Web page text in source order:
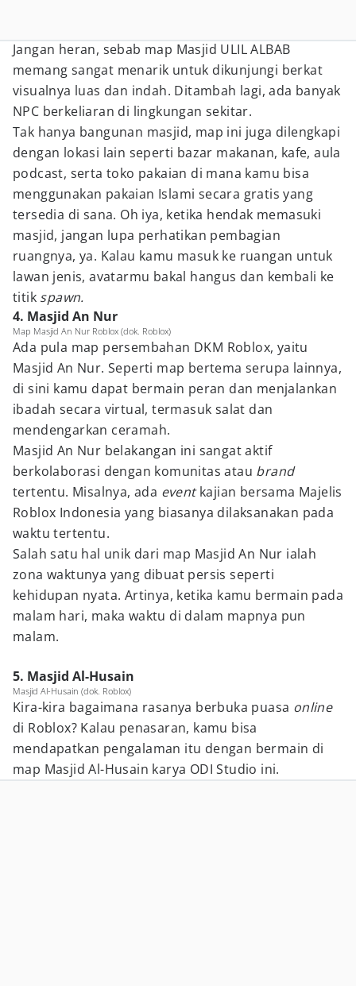
Jangan heran, sebab map Masjid ULIL ALBAB
memang sangat menarik untuk dikunjungi berkat
visualnya luas dan indah. Ditambah lagi, ada banyak
NPC berkeliaran di lingkungan sekitar.
Tak hanya bangunan masjid, map ini juga dilengkapi
dengan lokasi lain seperti bazar makanan, kafe, aula
podcast, serta toko pakaian di mana kamu bisa
menggunakan pakaian Islami secara gratis yang
tersedia di sana. Oh iya, ketika hendak memasuki
masjid, jangan lupa perhatikan pembagian
ruangnya, ya. Kalau kamu masuk ke ruangan untuk
lawan jenis, avatarmu bakal hangus dan kembali ke
titik spawn.
4. Masjid An Nur
Map Masjid An Nur Roblox (dok. Roblox)
Ada pula map persembahan DKM Roblox, yaitu
Masjid An Nur. Seperti map bertema serupa lainnya,
di sini kamu dapat bermain peran dan menjalankan
ibadah secara virtual, termasuk salat dan
mendengarkan ceramah.
Masjid An Nur belakangan ini sangat aktif
berkolaborasi dengan komunitas atau brand
tertentu. Misalnya, ada eventkajian bersama Majelis
Roblox Indonesia yang biasanya dilaksanakan pada
waktu tertentu.
Salah satu hal unik dari map Masjid An Nur ialah
zona waktunya yang dibuat persis seperti
kehidupan nyata. Artinya, ketika kamu bermain pada
malam hari, maka waktu di dalam mapnya pun
malam.
5. Masjid Al-Husain
Masjid Al-Husain (dok. Roblox)
Kira-kira bagaimana rasanya berbuka puasa online
di Roblox? Kalau penasaran, kamu bisa
mendapatkan pengalaman itu dengan bermain di
map Masjid Al-Husain karya ODI Studio ini.